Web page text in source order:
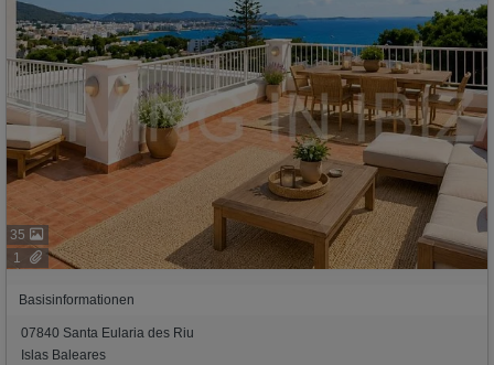
1
35
Basisinformationen
07840 Santa Eularia des Riu
Islas Baleares